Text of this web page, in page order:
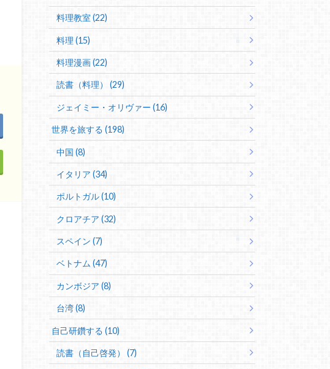
料理教室 (22)
料理 (15)
料理漫画 (22)
読書（料理） (29)
ジェイミー・オリヴァー (16)
世界を旅する (198)
中国 (8)
イタリア (34)
ポルトガル (10)
クロアチア (32)
スペイン (7)
ベトナム (47)
カンボジア (8)
台湾 (8)
自己研鑽する (10)
読書（自己啓発） (7)